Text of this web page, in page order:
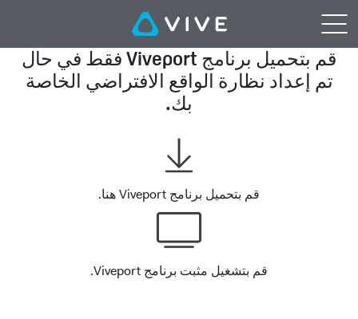
VIVEPORT™
|
VIVEPORT
قم بتحميل برنامج Viveport فقط في حال
تم إعداد نظارة الواقع الافتراضي الخاصة
بك.
قم بتحميل برنامج Viveport هنا.
قم بتشغيل مثبت برنامج Viveport.